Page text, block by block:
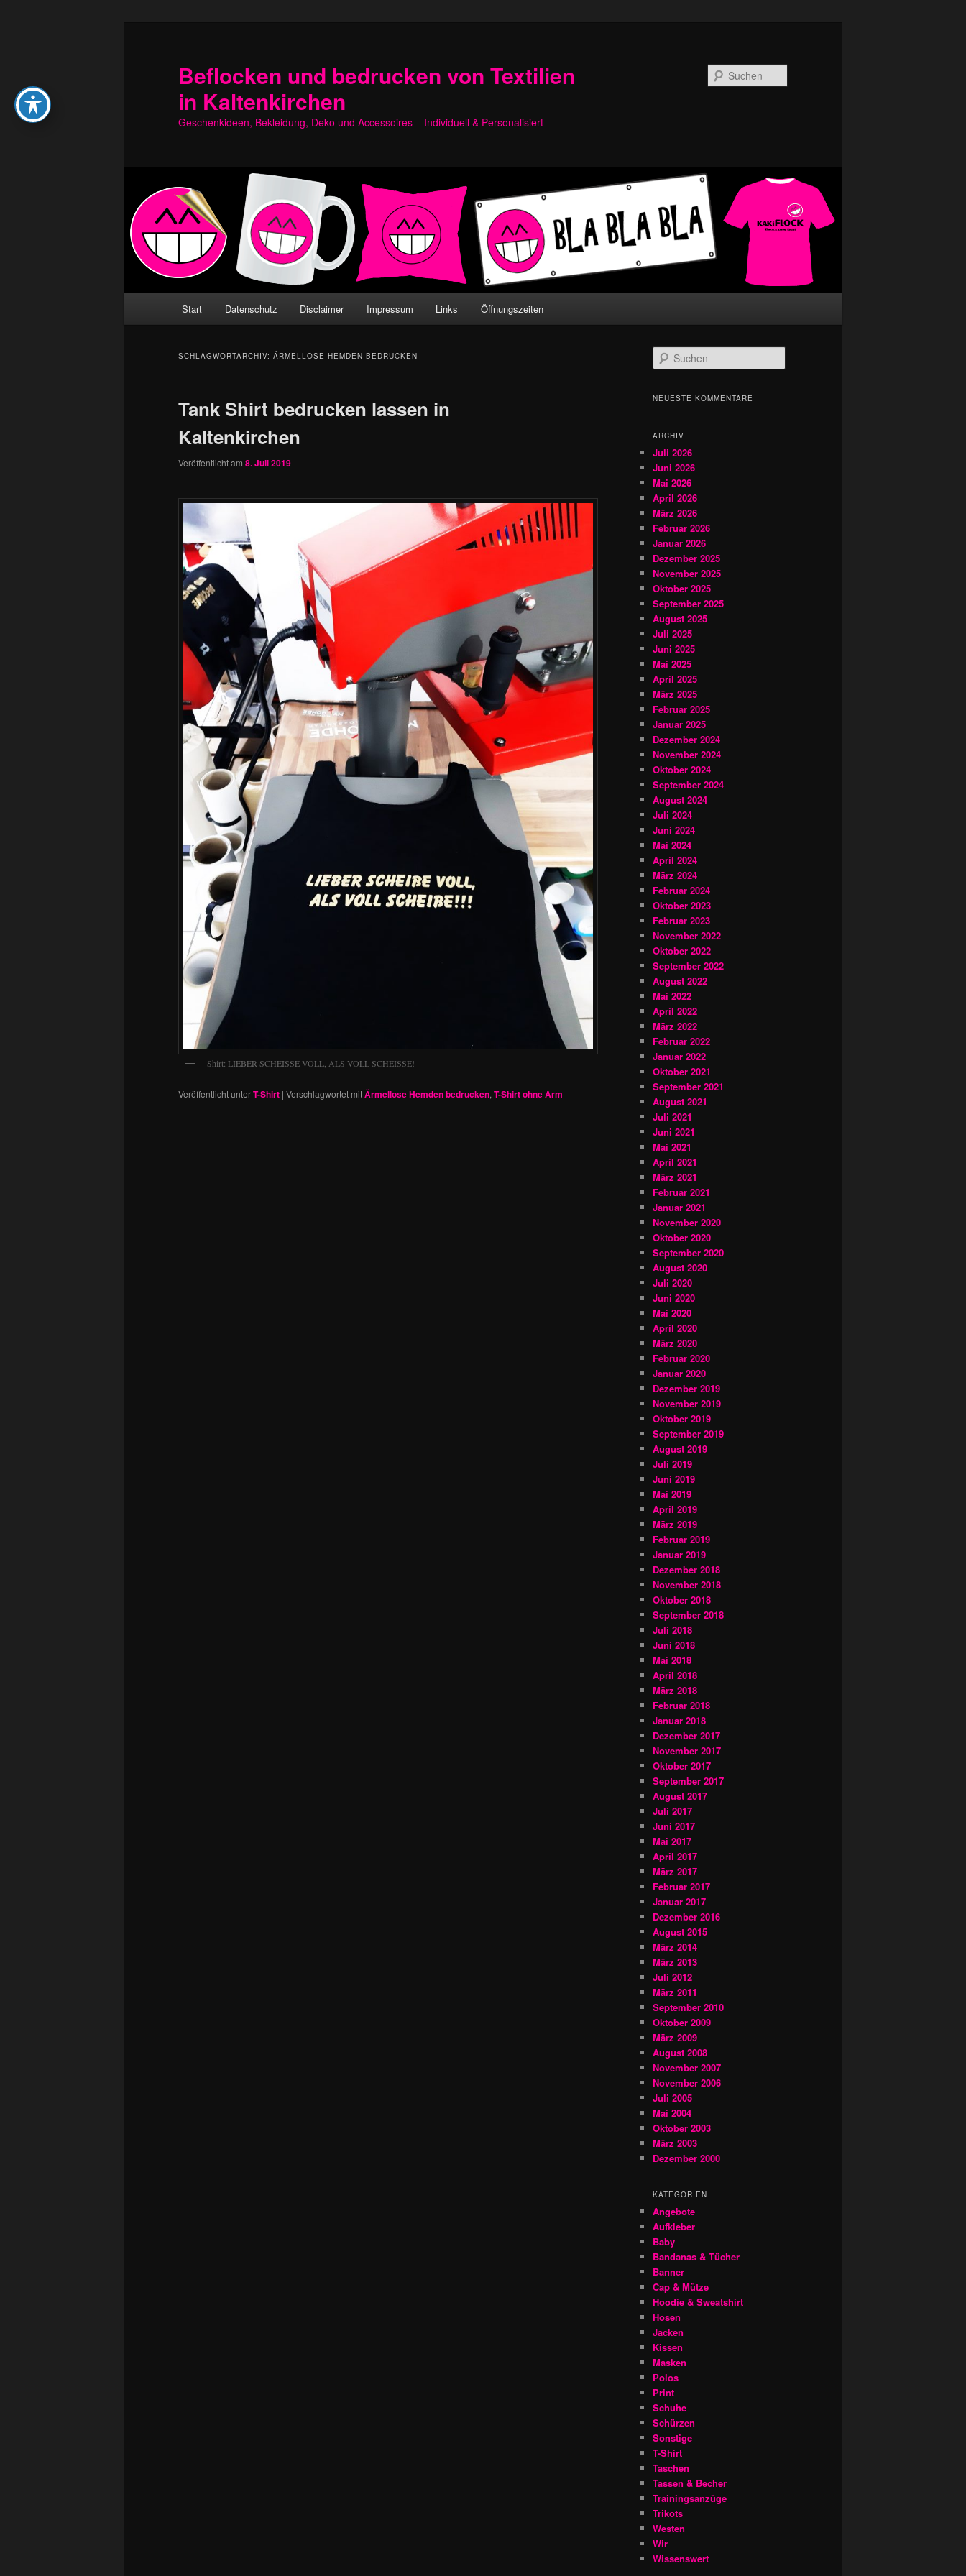
Beflocken und bedrucken von Textilien
in Kaltenkirchen
Geschenkideen, Bekleidung, Deko und Accessoires – Individuell & Personalisiert
Start Datenschutz Disclaimer Impressum Links Öffnungszeiten
SCHLAGWORTARCHIV: ÄRMELLOSE HEMDEN BEDRUCKEN
Tank Shirt bedrucken lassen in
Kaltenkirchen
Veröffentlicht am 8. Juli 2019
Shirt: LIEBER SCHEISSE VOLL, ALS VOLL SCHEISSE!
Veröffentlicht unterT-Shirt | Verschlagwortet mitÄrmellose Hemden bedrucken, T-Shirt ohne Arm
u
h
NEUESTE KOMMENTARE
ARCHIV
Juli 2026
Juni 2026
Mai 2026
April 2026
März 2026
Februar 2026
Januar 2026
Dezember 2025
November 2025
Oktober 2025
September 2025
August 2025
Juli 2025
Juni 2025
Mai 2025
April 2025
März 2025
Februar 2025
Januar 2025
Dezember 2024
November 2024
Oktober 2024
September 2024
August 2024
Juli 2024
Juni 2024
Mai 2024
April 2024
März 2024
Februar 2024
Oktober 2023
Februar 2023
November 2022
Oktober 2022
September 2022
August 2022
Mai 2022
April 2022
März 2022
Februar 2022
Januar 2022
Oktober 2021
September 2021
August 2021
Juli 2021
Juni 2021
Mai 2021
April 2021
März 2021
Februar 2021
Januar 2021
November 2020
Oktober 2020
September 2020
August 2020
Juli 2020
Juni 2020
Mai 2020
April 2020
März 2020
Februar 2020
Januar 2020
Dezember 2019
November 2019
Oktober 2019
September 2019
August 2019
Juli 2019
Juni 2019
Mai 2019
April 2019
März 2019
Februar 2019
Januar 2019
Dezember 2018
November 2018
Oktober 2018
September 2018
Juli 2018
Juni 2018
Mai 2018
April 2018
März 2018
Februar 2018
Januar 2018
Dezember 2017
November 2017
Oktober 2017
September 2017
August 2017
Juli 2017
Juni 2017
Mai 2017
April 2017
März 2017
Februar 2017
Januar 2017
Dezember 2016
August 2015
März 2014
März 2013
Juli 2012
März 2011
September 2010
Oktober 2009
März 2009
August 2008
November 2007
November 2006
Juli 2005
Mai 2004
Oktober 2003
März 2003
Dezember 2000
KATEGORIEN
Angebote
Aufkleber
Baby
Bandanas & Tücher
Banner
Cap & Mütze
Hoodie & Sweatshirt
Hosen
Jacken
Kissen
Masken
Polos
Print
Schuhe
Schürzen
Sonstige
T-Shirt
Taschen
Tassen & Becher
Trainingsanzüge
Trikots
Westen
Wir
Wissenswert